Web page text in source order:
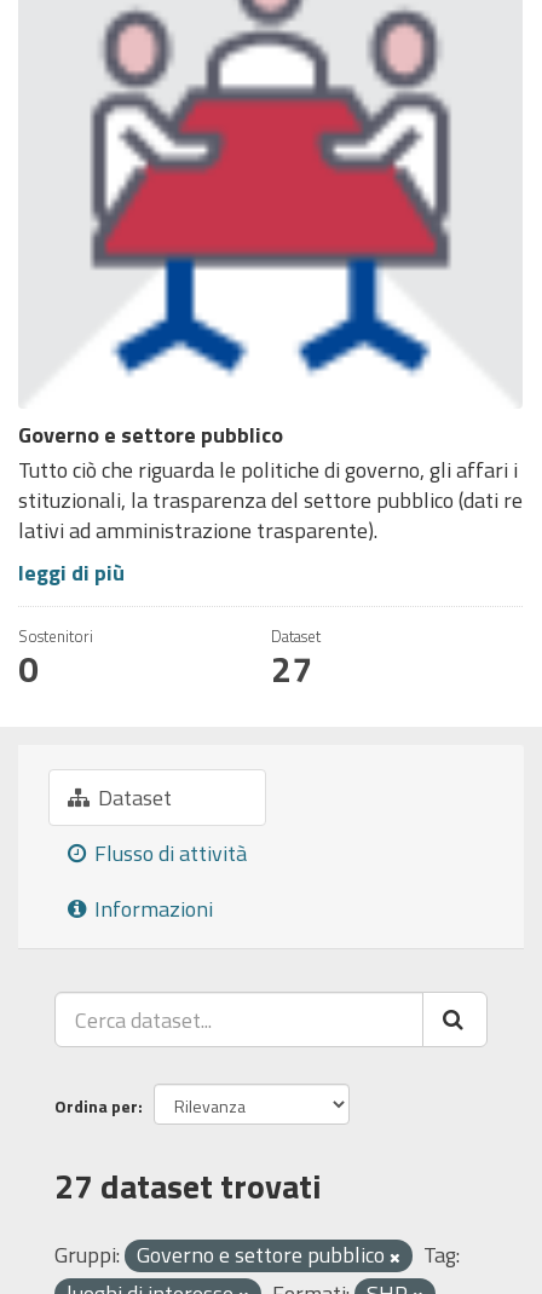
Governo e settore pubblico
Tutto ciò che riguarda le politiche di governo, gli affari i
stituzionali, la trasparenza del settore pubblico (dati re
lativi ad amministrazione trasparente).
leggi di più
Sostenitori
0
Dataset
27
Dataset
Flusso di attività
Informazioni
Ordina per
27 dataset trovati
Gruppi: Governo e settore pubblico
Tag: